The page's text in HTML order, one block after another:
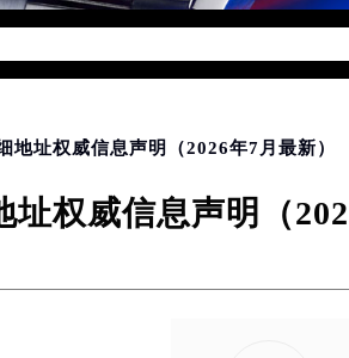
部区域（非大陆需加拨“+86”）
址权威信息声明（2026年7月最新）
权威信息声明（